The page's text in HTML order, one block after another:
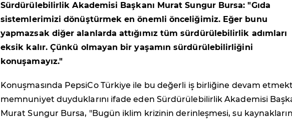
Sürdürülebilirlik Akademisi Başkanı Murat Sungur Bursa: "Gıda
sistemlerimizi dönüştürmek en önemli önceliğimiz. Eğer bunu
yapmazsak diğer alanlarda attığımız tüm sürdürülebilirlik adımları
eksik kalır. Çünkü olmayan bir yaşamın sürdürülebilirliğini
konuşamayız."
Konuşmasında PepsiCo Türkiye ile bu değerli iş birliğine devam
memnuniyet duyduklarını ifade eden Sürdürülebilirlik Akademisi
Murat Sungur Bursa, "Bugün iklim krizinin derinleşmesi, su